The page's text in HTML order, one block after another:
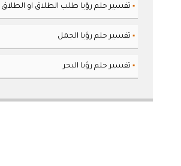
▪ تفسير حلم رؤيا طلب الطلاق او الطلاق
▪ تفسير حلم رؤيا الجمل
▪ تفسير حلم رؤيا البحر